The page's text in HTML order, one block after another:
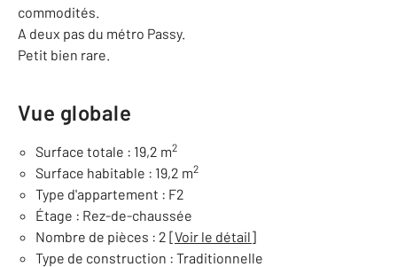
commodités.
A deux pas du métro Passy.
Petit bien rare.
Vue globale
Surface totale : 19,2 m2
Surface habitable : 19,2 m2
Type d'appartement : F2
Étage : Rez-de-chaussée
Nombre de pièces : 2 [Voir le détail]
Type de construction : Traditionnelle